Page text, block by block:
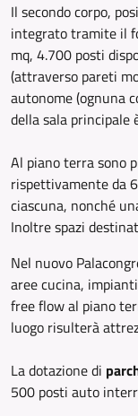
Il secondo corpo,
integrato tramite il
mq, 4.700 posti
(attraverso pareti
autonome (ognuna
della sala
Al piano terra sono
rispettivamente da
ciascuna, nonché
Inoltre spazi
Nel nuovo
aree cucina,
free flow al piano
luogo risulterà
La dotazione di
500 posti auto